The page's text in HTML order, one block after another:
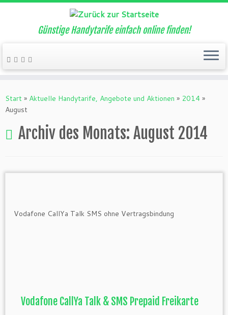
Inhalt
springen
Günstige Handytarife einfach online finden!
Start » Aktuelle Handytarife, Angebote und Aktionen » 2014 »
August
Archiv des Monats: August 2014
Vodafone CallYa Talk & SMS Prepaid Freikarte